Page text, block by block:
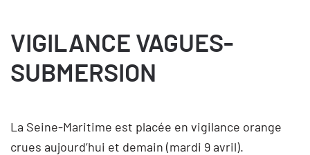
VIGILANCE VAGUES-
SUBMERSION
La Seine-Maritime est placée en vigilance orange
crues aujourd’hui et demain (mardi 9 avril).